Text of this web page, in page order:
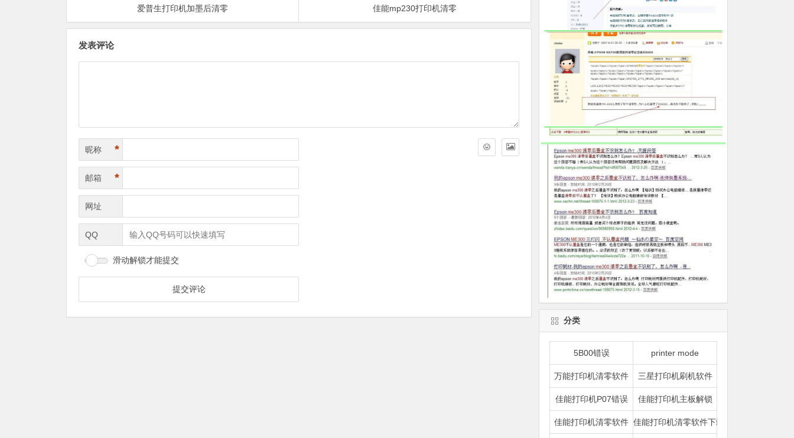
爱普生打印机加墨后清零
佳能mp230打印机清零
发表评论
昵称 *
邮箱 *
网址
QQ
滑动解锁才能提交
分类
5B00错误 printer mode
万能打印机清零软件 三星打印机刷机软件
佳能打印机P07错误 佳能打印机主板解锁
佳能打印机清零软件 佳能打印机清零软件下载